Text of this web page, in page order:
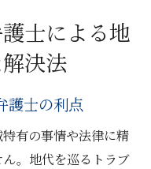
士による地
決法
護士の利点
有の事情や法律に精
。地代を巡るトラブ